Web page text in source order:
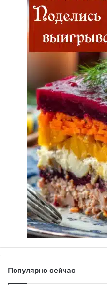
Популярно сейчас